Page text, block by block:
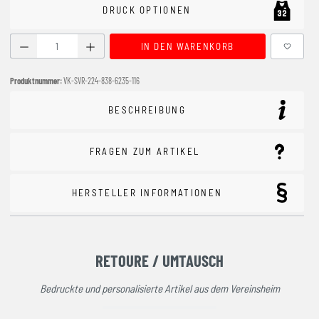
DRUCK OPTIONEN
Produkt Anzahl: Gib den gewünschten Wert ein oder
IN DEN WARENKORB
Produktnummer:VK-SVR-224-838-6235-116
BESCHREIBUNG
FRAGEN ZUM ARTIKEL
HERSTELLER INFORMATIONEN
RETOURE / UMTAUSCH
Bedruckte und personalisierte Artikel aus dem Vereinsheim